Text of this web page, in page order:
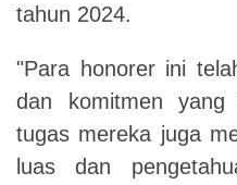
tahun 2024.
"Para honorer ini
dan komitmen
tugas mereka juga
luas dan